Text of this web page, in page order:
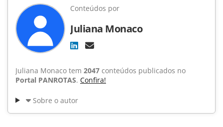
Conteúdos por
Juliana Monaco
Juliana Monaco tem 2047 conteúdos publicados no
Portal PANROTAS. Confira!
Sobre o autor